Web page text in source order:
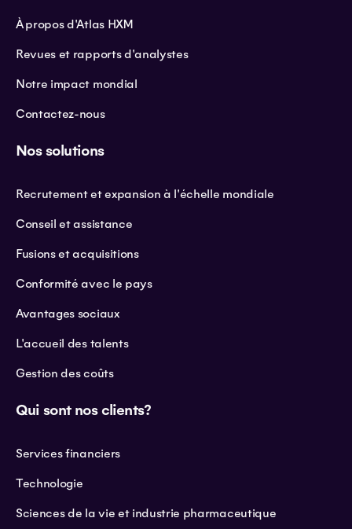
À propos d'Atlas HXM
Revues et rapports d'analystes
Notre impact mondial
Contactez-nous
Nos solutions
Recrutement et expansion à l'échelle mondiale
Conseil et assistance
Fusions et acquisitions
Conformité avec le pays
Avantages sociaux
L'accueil des talents
Gestion des coûts
Qui sont nos clients?
Services financiers
Technologie
Sciences de la vie et industrie pharmaceutique